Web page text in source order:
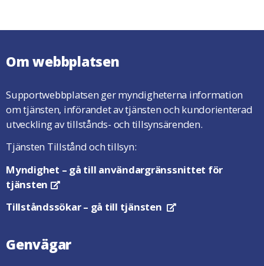
Om webbplatsen
Supportwebbplatsen ger myndigheterna information
om tjänsten, införandet av tjänsten och kundorienterad
utveckling av tillstånds- och tillsynsärenden.
Tjänsten Tillstånd och tillsyn:
Myndighet – gå till användargränssnittet för
tjänsten
Öppnas i en ny flik
Tillståndssökar– gå till tjänsten Öppnas i en ny flik
Genvägar